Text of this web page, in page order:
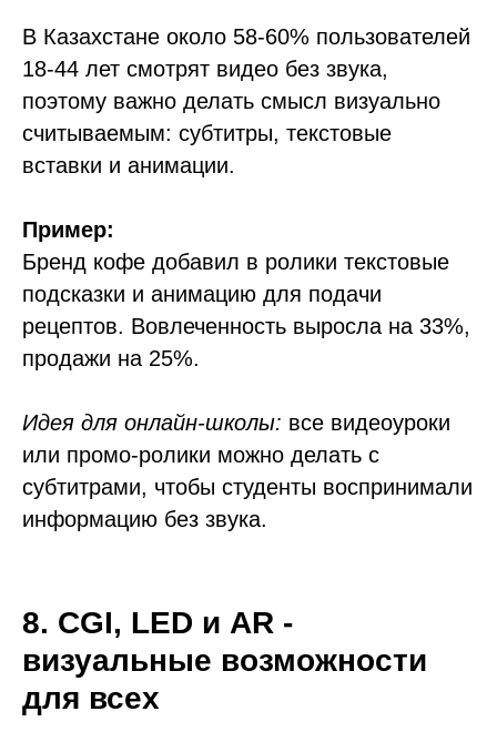
В Казахстане около 58-60% пользователей
18-44 лет смотрят видео без звука,
поэтому важно делать смысл визуально
считываемым: субтитры, текстовые
вставки и анимации.
Пример:
Бренд кофе добавил в ролики текстовые
подсказки и анимацию для подачи
рецептов. Вовлеченность выросла на 33%,
продажи на 25%.
Идея для онлайн-школы: все видеоуроки
или промо-ролики можно делать с
субтитрами, чтобы студенты воспринимали
информацию без звука.
8. CGI, LED и AR -
визуальные возможности
для всех